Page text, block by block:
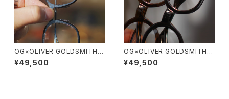
OG×OLIVER GOLDSMITH /
オージーバイオリバーゴールド
スミス EATON
¥49,500
OG×OLIVER GOLDSMITH /
オージーバイオリバーゴールド
スミス SHEY
¥49,500